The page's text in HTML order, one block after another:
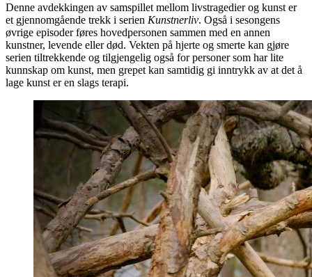
Denne avdekkingen av samspillet mellom livstragedier og kunst er
et gjennomgående trekk i serien Kunstnerliv. Også i sesongens
øvrige episoder føres hovedpersonen sammen med en annen
kunstner, levende eller død. Vekten på hjerte og smerte kan gjøre
serien tiltrekkende og tilgjengelig også for personer som har lite
kunnskap om kunst, men grepet kan samtidig gi inntrykk av at det å
lage kunst er en slags terapi.